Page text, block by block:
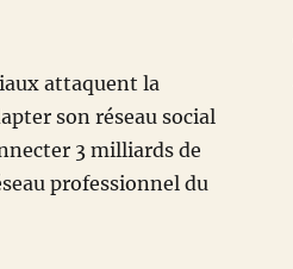
attaquent la
son réseau social
3 milliards de
professionnel du